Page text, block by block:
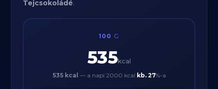
Tejcsokoládé.
100 G
535kcal
535 kcal — a napi 2000 kcal kb. 27%-a